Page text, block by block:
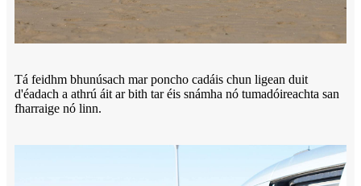
Tá feidhm bhunúsach mar poncho cadáis chun ligean duit
d'éadach a athrú áit ar bith tar éis snámha nó tumadóireachta san
fharraige nó linn.